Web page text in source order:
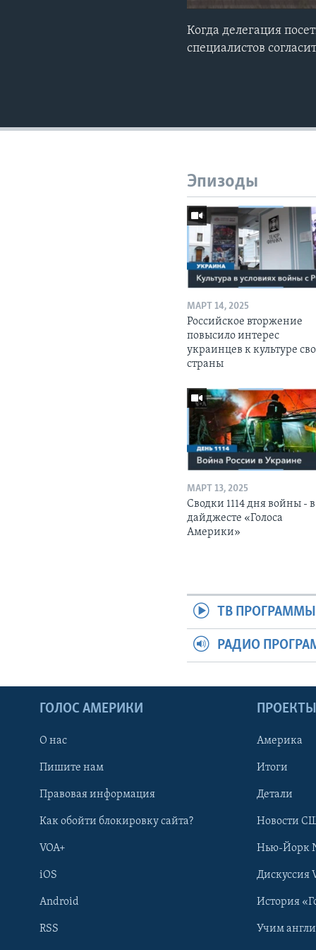
Когда делегация
специалистов
Эпизоды
МАРТ 14, 2025
Российское вторжение
повысило интерес
украинцев к культуре
страны
МАРТ 13, 2025
Сводки 1114 дня войны - в
дайджесте «Голоса
Америки»
ТВ ПРОГРАММЫ
РАДИО
ГОЛОС АМЕРИКИ
О нас
Пишите нам
Правовая информация
Как обойти блокировку сайта?
VOA+
iOS
Android
RSS
ПРОЕКТЫ
Америка
Итоги
Детали
Новости
Нью-Йорк
Дискуссия
История
Учим